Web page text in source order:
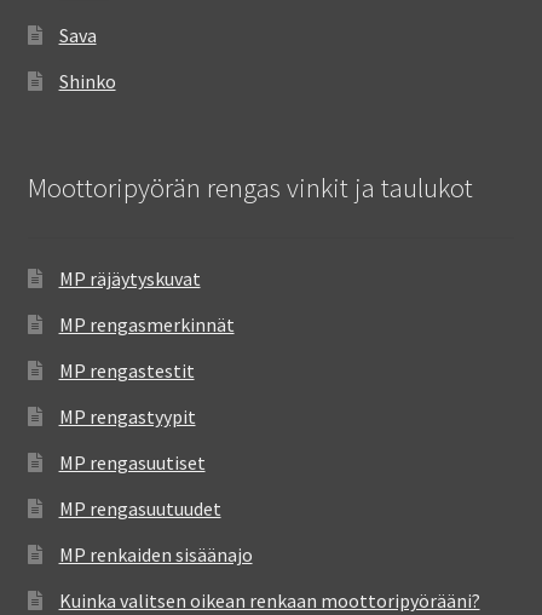
Sava
Shinko
Moottoripyörän rengas vinkit ja taulukot
MP räjäytyskuvat
MP rengasmerkinnät
MP rengastestit
MP rengastyypit
MP rengasuutiset
MP rengasuutuudet
MP renkaiden sisäänajo
Kuinka valitsen oikean renkaan moottoripyörääni?